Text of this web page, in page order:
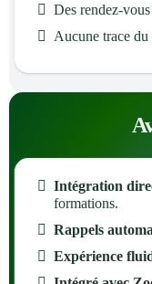
Des rendez-
Aucune trace
Intégration
formations.
Rappels
Expérience